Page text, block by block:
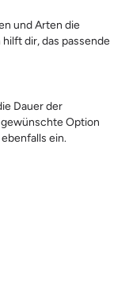
und Arten die
dir, das passende
Dauer der
Option
ein.